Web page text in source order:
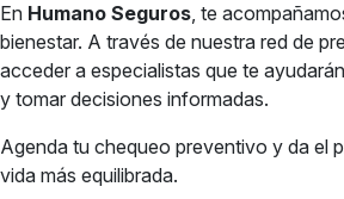
En Humano Seguros, te
bienestar. A través de nuestra red de
acceder a especialistas que te
y tomar decisiones informadas.
Agenda tu chequeo preventivo y da el
vida más equilibrada.